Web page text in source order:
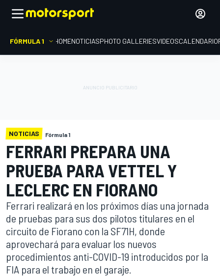
FÓRMULA 1 HOMENOTICIASPHOTO GALLERIESVIDEOSCALENDARIO
NOTICIAS Fórmula 1
FERRARI PREPARA UNA
PRUEBA PARA VETTEL Y
LECLERC EN FIORANO
Ferrari realizará en los próximos días una jornada
de pruebas para sus dos pilotos titulares en el
circuito de Fiorano con la SF71H, donde
aprovechará para evaluar los nuevos
procedimientos anti-COVID-19 introducidos por la
FIA para el trabajo en el garaje.